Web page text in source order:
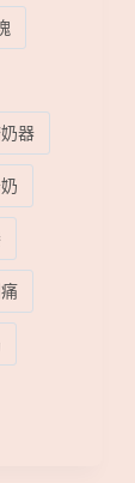
器